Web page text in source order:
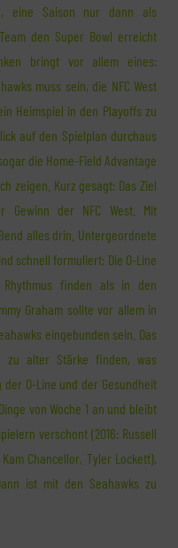
eine Saison nur dann als
den Super Bowl erreicht
bringt vor allem eines:
muss sein, die NFC West
Heimspiel in den Playoffs zu
auf den Spielplan durchaus
die Home-Field Advantage
zeigen. Kurz gesagt: Das Ziel
der NFC West. Mit
alles drin. Untergeordnete
schnell formuliert: Die O-Line
finden als in den
Graham sollte vor allem in
eingebunden sein. Das
zu alter Stärke finden, was
O-Line und der Gesundheit
von Woche 1 an und bleibt
verschont (2016: Russell
Chancellor, Tyler Lockett),
ist mit den Seahawks zu